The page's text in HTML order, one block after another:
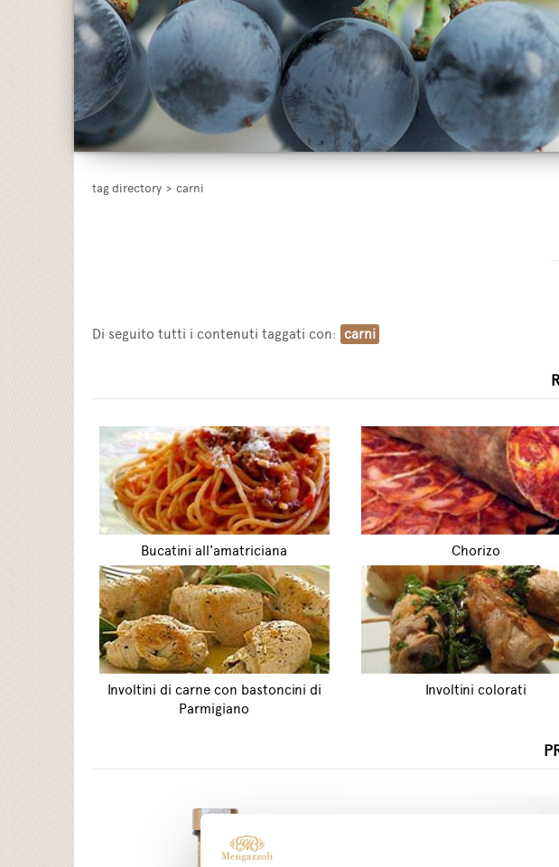
tag directory > carni
Di seguito tutti i contenuti taggati con: carni
Bucatini all'amatriciana Chorizo
Involtini di carne con bastoncini di
Parmigiano
Involtini colorati